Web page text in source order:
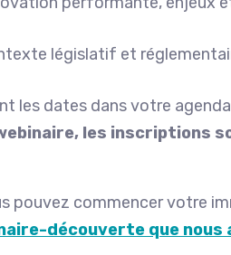
législatif et
les dates dans votre
les inscriptions
pouvez commencer votre
découverte que